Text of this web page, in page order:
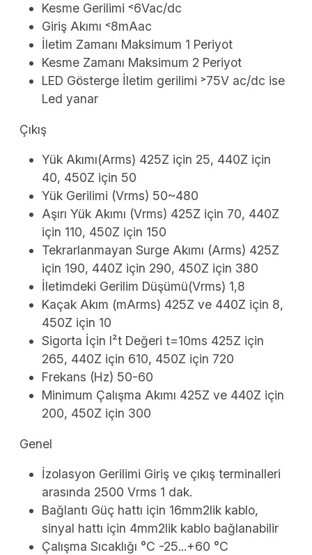
Kesme Gerilimi ˂6Vac/dc
Giriş Akımı ˂8mAac
İletim Zamanı Maksimum 1 Periyot
Kesme Zamanı Maksimum 2 Periyot
LED Gösterge İletim gerilimi ˃75V ac/dc ise
Led yanar
Çıkış
Yük Akımı(Arms) 425Z için 25, 440Z için
40, 450Z için 50
Yük Gerilimi (Vrms) 50~480
Aşırı Yük Akımı (Vrms) 425Z için 70, 440Z
için 110, 450Z için 150
Tekrarlanmayan Surge Akımı (Arms) 425Z
için 190, 440Z için 290, 450Z için 380
İletimdeki Gerilim Düşümü(Vrms) 1,8
Kaçak Akım (mArms) 425Z ve 440Z için 8,
450Z için 10
Sigorta İçin I²t Değeri t=10ms 425Z için
265, 440Z için 610, 450Z için 720
Frekans (Hz) 50-60
Minimum Çalışma Akımı 425Z ve 440Z için
200, 450Z için 300
Genel
İzolasyon Gerilimi Giriş ve çıkış terminalleri
arasında 2500 Vrms 1 dak.
Bağlantı Güç hattı için 16mm2lik kablo,
sinyal hattı için 4mm2lik kablo bağlanabilir
Çalışma Sıcaklığı °C -25...+60 °C